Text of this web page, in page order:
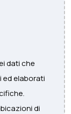
dati che
ed elaborati
di